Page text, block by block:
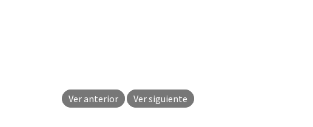
Ver anterior Ver siguiente